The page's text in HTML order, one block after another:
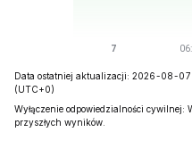
Data ostatniej aktualizacji: 2026-08-
(UTC+0)
Wyłączenie odpowiedzialności cywilnej:
przyszłych wyników.